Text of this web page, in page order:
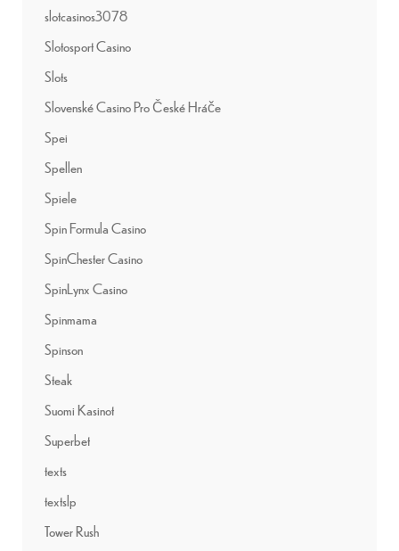
slotcasinos3078
Slotosport Casino
Slots
Slovenské Casino Pro České Hráče
Spei
Spellen
Spiele
Spin Formula Casino
SpinChester Casino
SpinLynx Casino
Spinmama
Spinson
Steak
Suomi Kasinot
Superbet
texts
textslp
Tower Rush